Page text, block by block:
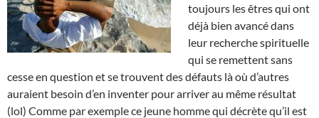
toujours les êtres qui ont
déjà bien avancé dans
leur recherche spirituelle
qui se remettent sans
cesse en question et se trouvent des défauts là où d’autres
auraient besoin d’en inventer pour arriver au même résultat
(lol) Comme par exemple ce jeune homme qui décrète qu’il est